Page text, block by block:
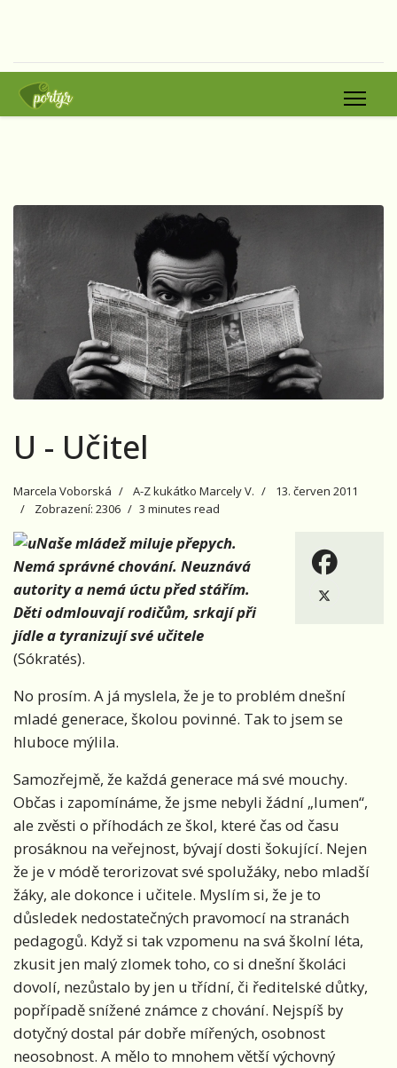
U - Učitel
Marcela Voborská A-Z kukátko Marcely V.
13. červen 2011
Zobrazení: 2306
3 minutes read
Naše mládež miluje přepych.
Nemá správné chování. Neuznává
autority a nemá úctu před stářím.
Děti odmlouvají rodičům, srkají při
jídle a tyranizují své učitele
(Sókratés).
No prosím. A já myslela, že je to problém dnešní
mladé generace, školou povinné. Tak to jsem se
hluboce mýlila.
Samozřejmě, že každá generace má své mouchy.
Občas i zapomínáme, že jsme nebyli žádní „lumen“,
ale zvěsti o příhodách ze škol, které čas od času
prosáknou na veřejnost, bývají dosti šokující. Nejen
že je v módě terorizovat své spolužáky, nebo mladší
žáky, ale dokonce i učitele. Myslím si, že je to
důsledek nedostatečných pravomocí na stranách
pedagogů. Když si tak vzpomenu na svá školní léta,
zkusit jen malý zlomek toho, co si dnešní školáci
dovolí, nezůstalo by jen u třídní, či ředitelské důtky,
popřípadě snížené známce z chování. Nejspíš by
dotyčný dostal pár dobře mířených, osobnost
neosobnost. A mělo to mnohem větší výchovný